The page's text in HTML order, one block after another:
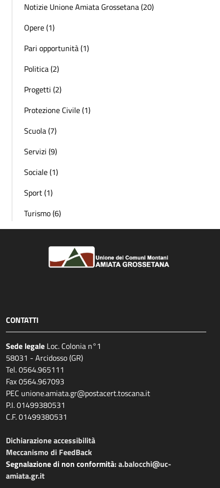
Notizie Unione Amiata Grossetana (20)
Opere (1)
Pari opportunità (1)
Politica (2)
Progetti (2)
Protezione Civile (1)
Scuola (7)
Servizi (9)
Sociale (1)
Sport (1)
Turismo (6)
CONTATTI
Sede legale Loc. Colonia n°1
58031 - Arcidosso (GR)
Tel. 0564.965111
Fax 0564.967093
PEC unione.amiata.gr@postacert.toscana.it
P.I. 01499380531
C.F. 01499380531
Dichiarazione accessibilità
Meccanismo di FeedBack
Segnalazione di non conformità:a.balocchi@uc-
amiata.gr.it